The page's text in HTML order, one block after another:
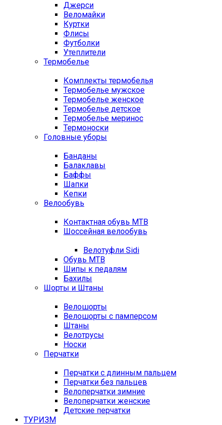
Джерси
Веломайки
Куртки
Флисы
Футболки
Утеплители
Термобелье
Комплекты термобелья
Термобелье мужское
Термобелье женское
Термобелье детское
Термобелье меринос
Термоноски
Головные уборы
Банданы
Балаклавы
Баффы
Шапки
Кепки
Велообувь
Контактная обувь MTB
Шоссейная велообувь
Велотуфли Sidi
Обувь MTB
Шипы к педалям
Бахилы
Шорты и Штаны
Велошорты
Велошорты с памперсом
Штаны
Велотрусы
Носки
Перчатки
Перчатки с длинным пальцем
Перчатки без пальцев
Велоперчатки зимние
Велоперчатки женские
Детские перчатки
ТУРИЗМ